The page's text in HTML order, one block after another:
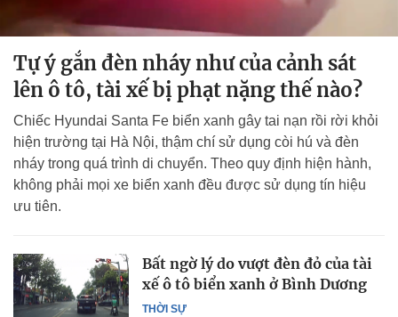
Tự ý gắn đèn nháy như của cảnh sát
lên ô tô, tài xế bị phạt nặng thế nào?
Chiếc Hyundai Santa Fe biển xanh gây tai nạn rồi rời khỏi
hiện trường tại Hà Nội, thậm chí sử dụng còi hú và đèn
nháy trong quá trình di chuyển. Theo quy định hiện hành,
không phải mọi xe biển xanh đều được sử dụng tín hiệu
ưu tiên.
THỜI SỰ
Bất ngờ lý do vượt đèn đỏ của tài
xế ô tô biển xanh ở Bình Dương